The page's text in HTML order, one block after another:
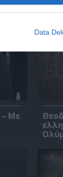
Data
– Με